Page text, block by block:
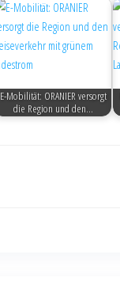
E-Mobilität: ORANIER versorgt
die Region und den…